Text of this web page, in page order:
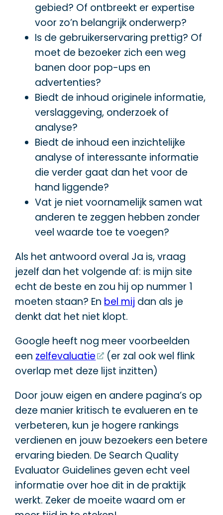
gebied? Of ontbreekt er expertise
voor zo’n belangrijk onderwerp?
Is de gebruikerservaring prettig? Of
moet de bezoeker zich een weg
banen door pop-ups en
advertenties?
Biedt de inhoud originele informatie,
verslaggeving, onderzoek of
analyse?
Biedt de inhoud een inzichtelijke
analyse of interessante informatie
die verder gaat dan het voor de
hand liggende?
Vat je niet voornamelijk samen wat
anderen te zeggen hebben zonder
veel waarde toe te voegen?
Als het antwoord overal Ja is, vraag
jezelf dan het volgende af: is mijn site
echt de beste en zou hij op nummer 1
moeten staan? En bel mij dan als je
denkt dat het niet klopt.
Google heeft nog meer voorbeelden
een zelfevaluatie
(er zal ook wel flink
overlap met deze lijst inzitten)
Door jouw eigen en andere pagina’s op
deze manier kritisch te evalueren en te
verbeteren, kun je hogere rankings
verdienen en jouw bezoekers een betere
ervaring bieden. De Search Quality
Evaluator Guidelines geven echt veel
informatie over hoe dit in de praktijk
werkt. Zeker de moeite waard om er